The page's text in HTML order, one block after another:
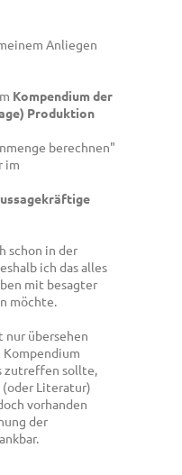
Anliegen
Kompendium der
Produktion
berechnen"
im
schon in der
ich das alles
mit besagter
möchte.
nur übersehen
zutreffen sollte,
(oder Literatur)
vorhanden
der